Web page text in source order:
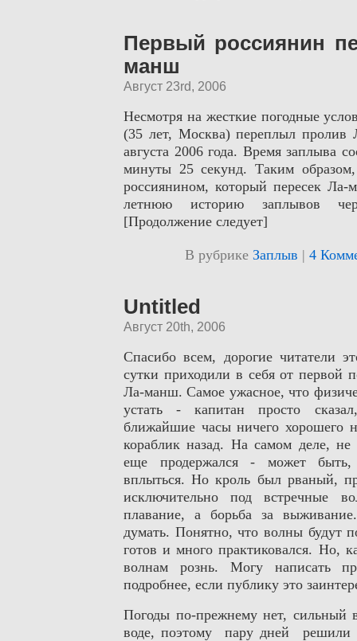
Первый россиянин
манш
Август 23rd, 2006
Несмотря на жесткие погодные
(35 лет, Москва) переплыл
августа 2006 года. Время заплыва
минуты 25 секунд. Таким
россиянином, который пересек Ла-
летнюю историю заплывов
[Продолжение следует]
В рубрике Заплыв | 4
Untitled
Август 20th, 2006
Спасибо всем, дорогие читатели
сутки приходили в себя от первой
Ла-манш. Самое ужасное, что
устать - капитан просто
ближайшие часы ничего хорошего
кораблик назад. На самом деле,
еще продержался - может
вплыться. Но кроль был рваный,
исключительно под встречные
плавание, а борьба за
думать. Понятно, что волны будут
готов и много практиковался. Но,
волнам рознь. Могу написать
подробнее, если публику это
Погоды по-прежнему нет, сильный
воде, поэтому пару дней решили